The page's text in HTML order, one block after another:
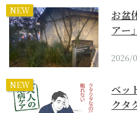
NEW
お盆
アー
2026/
NEW
ベッ
クタ